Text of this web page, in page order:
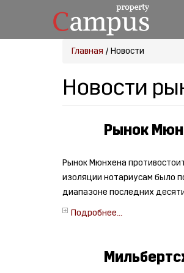
Главная / Новости
Новости
Рынок
Рынок Мюнхена
изоляции нотариусам было
диапазоне последних
Подробнее...